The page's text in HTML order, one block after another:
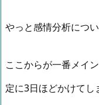
やっと感情分析につ
ここからが一番メイ
定に3日ほどかけてし